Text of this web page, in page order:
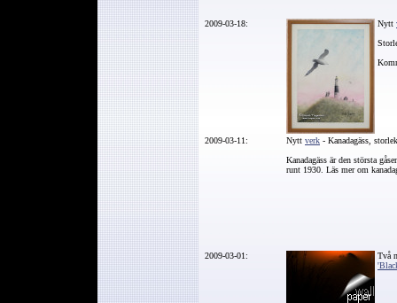
2009-03-18: Nytt
2009-03-11: Nytt verk - Kanadagäss,
Kanadagäss är den största
runt 1930. Läs mer om
2009-03-01:
Två